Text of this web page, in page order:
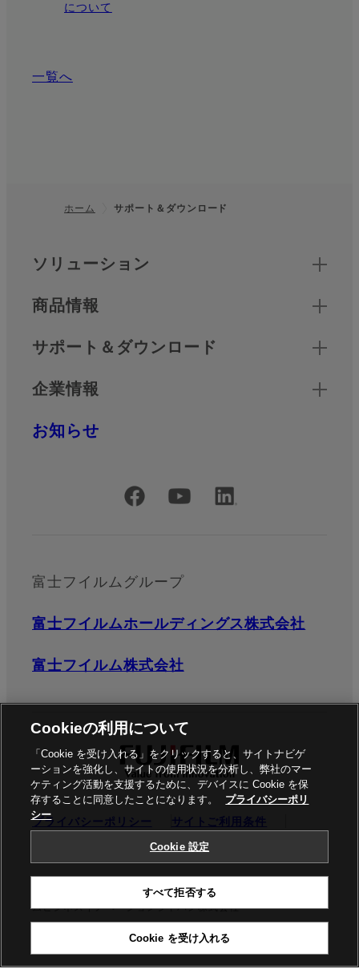
について
一覧へ
ホーム サポート＆ダウンロード
クイックリンク
ソリューション
商品情報
サポート＆ダウンロード
企業情報
お知らせ
公式SNSアカウント
富士フイルムグループ
富士フイルムホールディングス株式会社
富士フイルム株式会社
プライバシーポリシー
サイトご利用条件
商標 Cookie設定
ムビジネスイノベーションジャパン株式会社
Cookieの利用について
「Cookie を受け入れる」をクリックすると、サイトナビゲ
ーションを強化し、サイトの使用状況を分析し、弊社のマー
ケティング活動を支援するために、デバイスに Cookie を保
存することに同意したことになります。
プライバシーポリ
シー
Cookie 設定
すべて拒否する
Cookie を受け入れる